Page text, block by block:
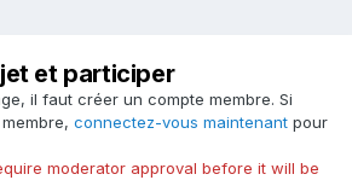
et participer
il faut créer un compte membre. Si
connectez-vous maintenant pour
moderator approval before it will be